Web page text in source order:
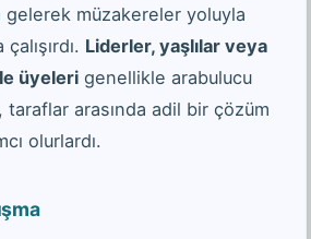
müzakereler yoluyla
Liderler, yaşlılar veya
üyeleri genellikle arabulucu
arasında adil bir çözüm
olurlardı.